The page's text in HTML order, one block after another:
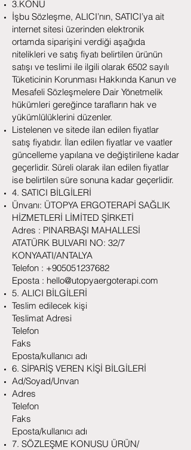
3.KONU
İşbu Sözleşme, ALICI’nın, SATICI’ya ait
internet sitesi üzerinden elektronik
ortamda siparişini verdiği aşağıda
nitelikleri ve satış fiyatı belirtilen ürünün
satışı ve teslimi ile ilgili olarak 6502 sayılı
Tüketicinin Korunması Hakkında Kanun ve
Mesafeli Sözleşmelere Dair Yönetmelik
hükümleri gereğince tarafların hak ve
yükümlülüklerini düzenler.
Listelenen ve sitede ilan edilen fiyatlar
satış fiyatıdır. İlan edilen fiyatlar ve vaatler
güncelleme yapılana ve değiştirilene kadar
geçerlidir. Süreli olarak ilan edilen fiyatlar
ise belirtilen süre sonuna kadar geçerlidir.
4. SATICI BİLGİLERİ
Ünvanı: ÜTOPYA ERGOTERAPİ SAĞLIK
HİZMETLERİ LİMİTED ŞİRKETİ
Adres : PINARBAŞI MAHALLESİ
ATATÜRK BULVARI NO: 32/7
KONYAATI/ANTALYA
Telefon : +905051237682
Eposta : hello@utopyaergoterapi.com
5. ALICI BİLGİLERİ
Teslim edilecek kişi
Teslimat Adresi
Telefon
Faks
Eposta/kullanıcı adı
6. SİPARİŞ VEREN KİŞİ BİLGİLERİ
Ad/Soyad/Unvan
Adres
Telefon
Faks
Eposta/kullanıcı adı
7. SÖZLEŞME KONUSU ÜRÜN/